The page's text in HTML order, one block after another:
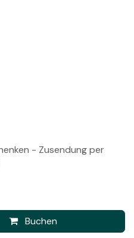
- Zusendung per
Buchen